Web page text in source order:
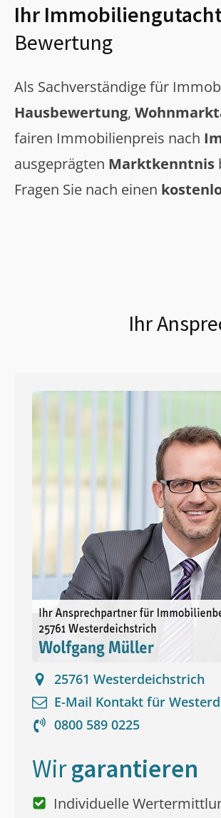
Ihr
Bewertung
Als Sachverständige für
Hausbewertung,
fairen Immobilienpreis nach
ausgeprägten Marktkenntnis
Fragen Sie nach einen
Ihr
25761 Westerdeichstrich
E-Mail Kontakt für
0800 589 0225
Wirgarantieren
Individuelle